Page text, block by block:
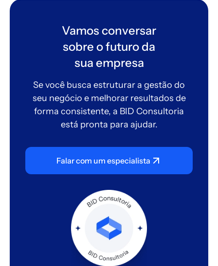
Vamos conversar
sobre o futuro da
sua empresa
Se você busca estruturar a gestão do
seu negócio e melhorar resultados de
forma consistente, a BID Consultoria
está pronta para ajudar.
Falar com um especialista